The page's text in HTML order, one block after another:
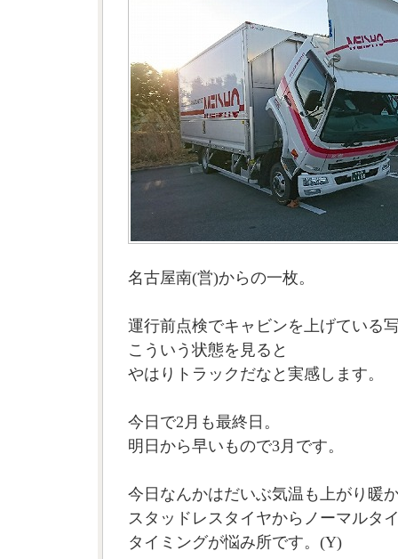
名古屋南(営)からの一枚。
運行前点検でキャビンを上げている
こういう状態を見ると
やはりトラックだなと実感します。
今日で2月も最終日。
明日から早いもので3月です。
今日なんかはだいぶ気温も上がり暖
スタッドレスタイヤからノーマルタ
タイミングが悩み所です。(Y)